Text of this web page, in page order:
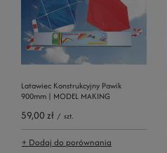
Latawiec Konstrukcyjny Pawik
900mm | MODEL MAKING
59,00 zł / szt.
+ Dodaj do porównania